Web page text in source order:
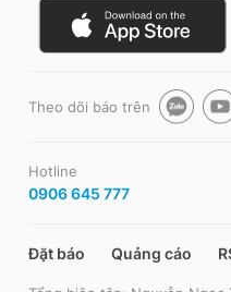
Theo dõi báo trên
Hotline
0906 645 777
Đặt báo Quảng cáo